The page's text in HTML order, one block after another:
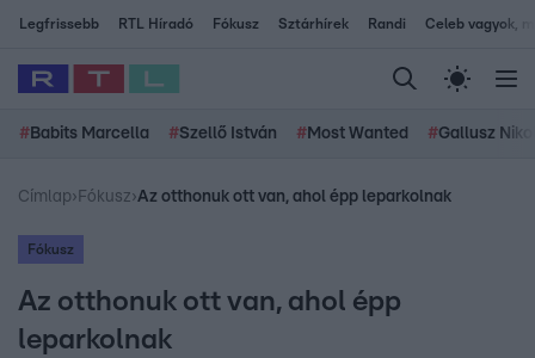
Legfrissebb RTL Híradó Fókusz Sztárhírek Randi Celeb vagyok,
# Babits Marcella #Szellő István # Most Wanted #Gallusz
Címlap› Fókusz›Az otthonuk ott van, ahol épp leparkolnak
Fókusz
Az otthonuk ott van, ahol épp
leparkolnak